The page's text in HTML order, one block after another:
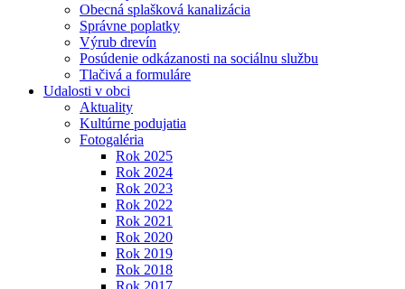
Obecná splašková kanalizácia
Správne poplatky
Výrub drevín
Posúdenie odkázanosti na sociálnu službu
Tlačivá a formuláre
Udalosti v obci
Aktuality
Kultúrne podujatia
Fotogaléria
Rok 2025
Rok 2024
Rok 2023
Rok 2022
Rok 2021
Rok 2020
Rok 2019
Rok 2018
Rok 2017